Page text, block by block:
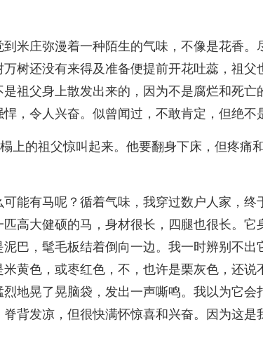
米庄弥漫着一种陌生的气味，不像是花香。
树还没有来得及准备便提前开花吐蕊，祖父
祖父身上散发出来的，因为不是腐烂和死亡
，令人兴奋。似曾闻过，不敢肯定，但绝不
上的祖父惊叫起来。他要翻身下床，但疼痛
能有马呢？循着气味，我穿过数户人家，终
高大健硕的马，身材很长，四腿也很长。它
巴，髦毛板结着倒向一边。我一时辨别不出
黄色，或枣红色，不，也许是栗灰色，还说
地晃了晃脑袋，发出一声嘶鸣。我以为它会
背发凉，但很快满怀惊喜和兴奋。因为这是